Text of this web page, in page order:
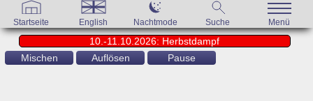
Startseite English Nachtmode Suche Menü
10.-11.10.2026: Herbstdampf
Mischen
Auflösen Pause